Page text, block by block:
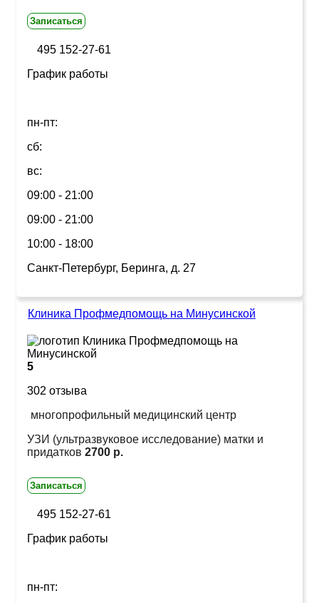
Записаться
495 152-27-61
График работы
пн-пт:
сб:
вс:
09:00 - 21:00
09:00 - 21:00
10:00 - 18:00
Санкт-Петербург, Беринга, д. 27
Клиника Профмедпомощь на Минусинской
5
302 отзыва
многопрофильный медицинский центр
УЗИ (ультразвуковое исследование) матки и
придатков 2700 р.
Записаться
495 152-27-61
График работы
пн-пт: